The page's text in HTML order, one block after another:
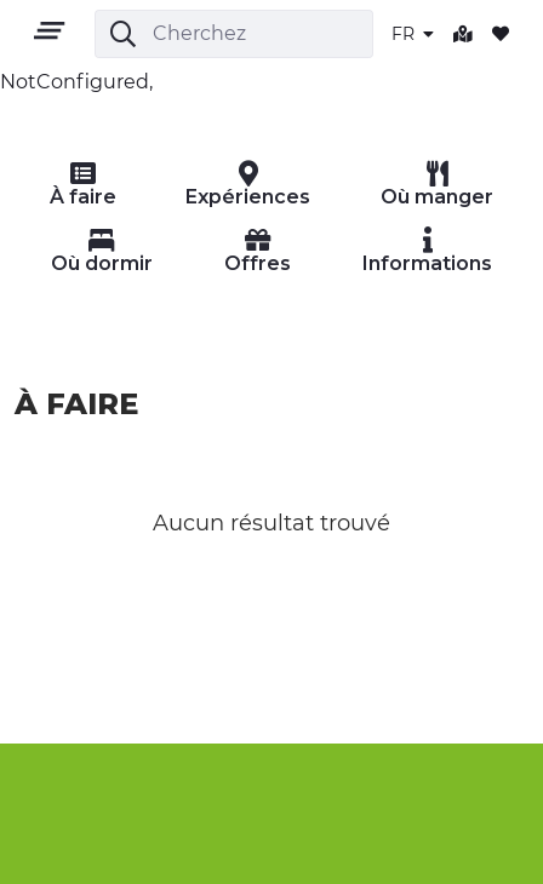
FR
PLEIN AIR
NATURE ET BIEN-ÊTRE
NotConfigured,
À faire Expériences Où manger
Où dormir Offres Informations
À FAIRE
Aucun résultat trouvé